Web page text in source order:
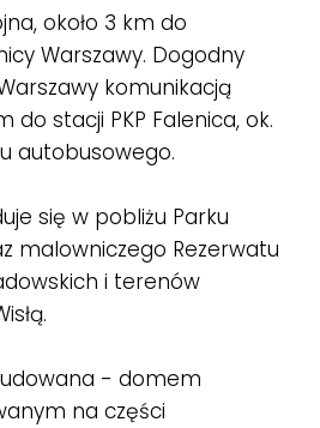
około 3 km do
Warszawy. Dogodny
komunikacją
do stacji PKP Falenica, ok.
autobusowego.
się w pobliżu Parku
malowniczego Rezerwatu
i terenów
- domem
na części